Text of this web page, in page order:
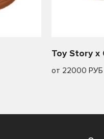
Toy Story x
от 22000 РУБ